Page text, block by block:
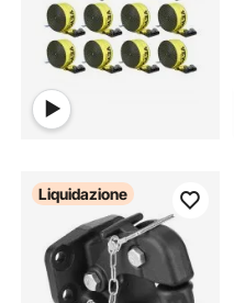
Liquidazione